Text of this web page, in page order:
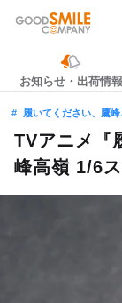
お知らせ・出荷情報
履いてください、鷹
TVアニメ『
峰高嶺 1/6